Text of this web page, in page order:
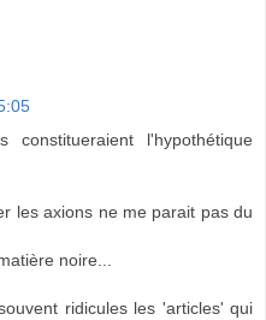
constitueraient l'hypothétique
les axions ne me parait pas du
noire...
ridicules les 'articles' qui